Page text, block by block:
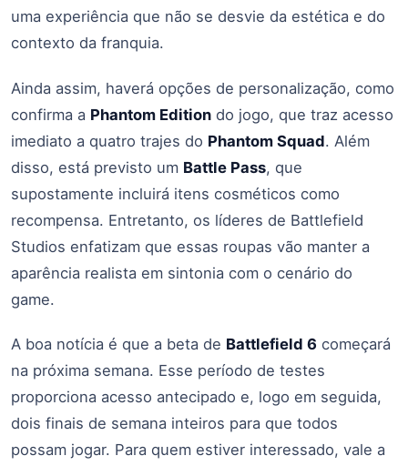
uma experiência que não se desvie da estética e do
contexto da franquia.
Ainda assim, haverá opções de personalização, como
confirma a Phantom Edition do jogo, que traz acesso
imediato a quatro trajes do Phantom Squad. Além
disso, está previsto um Battle Pass, que
supostamente incluirá itens cosméticos como
recompensa. Entretanto, os líderes de Battlefield
Studios enfatizam que essas roupas vão manter a
aparência realista em sintonia com o cenário do
game.
A boa notícia é que a beta de Battlefield 6 começará
na próxima semana. Esse período de testes
proporciona acesso antecipado e, logo em seguida,
dois finais de semana inteiros para que todos
possam jogar. Para quem estiver interessado, vale a